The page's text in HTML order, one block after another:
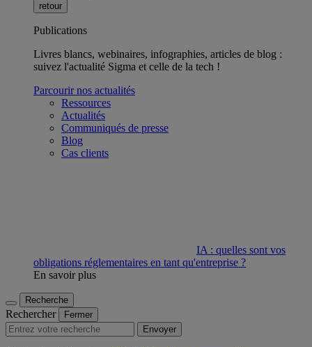
retour
Publications
Livres blancs, webinaires, infographies, articles de blog :
suivez l'actualité Sigma et celle de la tech !
Parcourir nos actualités
Ressources
Actualités
Communiqués de presse
Blog
Cas clients
IA : quelles sont vos
obligations réglementaires en tant qu'entreprise ?
En savoir plus
Recherche
Rechercher
Fermer
Envoyer